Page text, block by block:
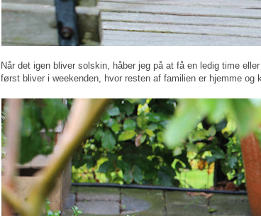
Når det igen bliver solskin, håber jeg på at få en ledig time
først bliver i weekenden, hvor resten af familien er hjemme og